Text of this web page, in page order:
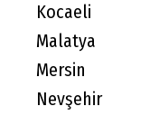
Kocaeli
Malatya
Mersin
Nevşehir